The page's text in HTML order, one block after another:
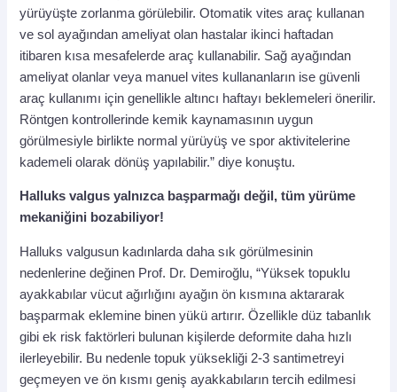
yürüyüşte zorlanma görülebilir. Otomatik vites araç kullanan
ve sol ayağından ameliyat olan hastalar ikinci haftadan
itibaren kısa mesafelerde araç kullanabilir. Sağ ayağından
ameliyat olanlar veya manuel vites kullananların ise güvenli
araç kullanımı için genellikle altıncı haftayı beklemeleri önerilir.
Röntgen kontrollerinde kemik kaynamasının uygun
görülmesiyle birlikte normal yürüyüş ve spor aktivitelerine
kademeli olarak dönüş yapılabilir.” diye konuştu.
Halluks valgus yalnızca başparmağı değil, tüm yürüme
mekaniğini bozabiliyor!
Halluks valgusun kadınlarda daha sık görülmesinin
nedenlerine değinen Prof. Dr. Demiroğlu, “Yüksek topuklu
ayakkabılar vücut ağırlığını ayağın ön kısmına aktararak
başparmak eklemine binen yükü artırır. Özellikle düz tabanlık
gibi ek risk faktörleri bulunan kişilerde deformite daha hızlı
ilerleyebilir. Bu nedenle topuk yüksekliği 2-3 santimetreyi
geçmeyen ve ön kısmı geniş ayakkabıların tercih edilmesi